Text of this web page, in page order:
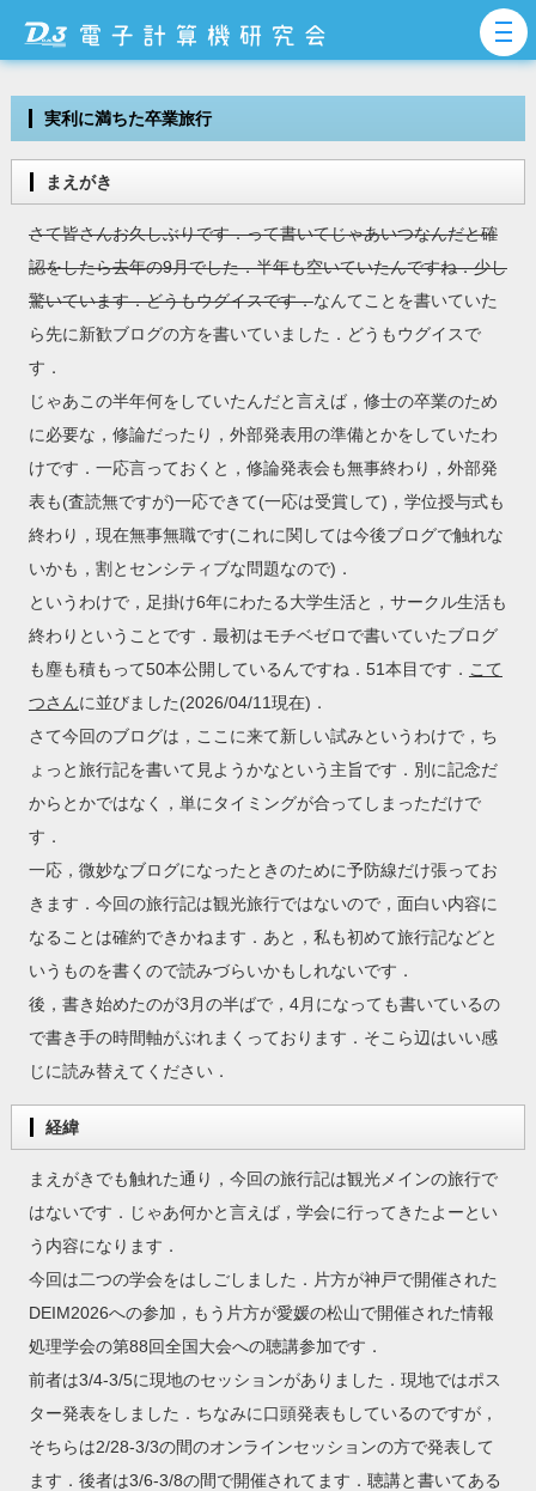
実利に満ちた卒業旅行
まえがき
さて皆さんお久しぶりです．って書いてじゃあいつなんだと確
認をしたら去年の9月でした．半年も空いていたんですね．少し
驚いています．どうもウグイスです．なんてことを書いていた
ら先に新歓ブログの方を書いていました．どうもウグイスで
す．
じゃあこの半年何をしていたんだと言えば，修士の卒業のため
に必要な，修論だったり，外部発表用の準備とかをしていたわ
けです．一応言っておくと，修論発表会も無事終わり，外部発
表も(査読無ですが)一応できて(一応は受賞して)，学位授与式も
終わり，現在無事無職です(これに関しては今後ブログで触れな
いかも，割とセンシティブな問題なので)．
というわけで，足掛け6年にわたる大学生活と，サークル生活も
終わりということです．最初はモチベゼロで書いていたブログ
も塵も積もって50本公開しているんですね．51本目です． こて
つさんに並びました(2026/04/11現在)．
さて今回のブログは，ここに来て新しい試みというわけで，ち
ょっと旅行記を書いて見ようかなという主旨です．別に記念だ
からとかではなく，単にタイミングが合ってしまっただけで
す．
一応，微妙なブログになったときのために予防線だけ張ってお
きます．今回の旅行記は観光旅行ではないので，面白い内容に
なることは確約できかねます．あと，私も初めて旅行記などと
いうものを書くので読みづらいかもしれないです．
後，書き始めたのが3月の半ばで，4月になっても書いているの
で書き手の時間軸がぶれまくっております．そこら辺はいい感
じに読み替えてください．
経緯
まえがきでも触れた通り，今回の旅行記は観光メインの旅行で
はないです．じゃあ何かと言えば，学会に行ってきたよーとい
う内容になります．
今回は二つの学会をはしごしました．片方が神戸で開催された
DEIM2026への参加，もう片方が愛媛の松山で開催された情報
処理学会の第88回全国大会への聴講参加です．
前者は3/4-3/5に現地のセッションがありました．現地ではポス
ター発表をしました．ちなみに口頭発表もしているのですが，
そちらは2/28-3/3の間のオンラインセッションの方で発表して
ます．後者は3/6-3/8の間で開催されてます．聴講と書いてある